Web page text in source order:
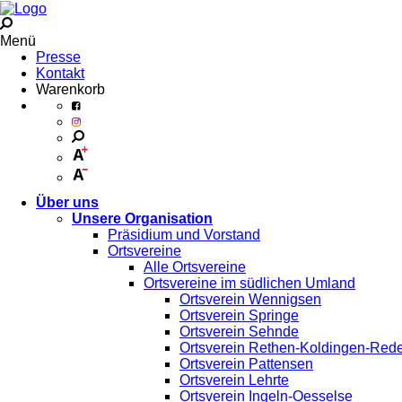
Menü
Presse
Kontakt
Warenkorb
Über uns
Unsere Organisation
Präsidium und Vorstand
Ortsvereine
Alle Ortsvereine
Ortsvereine im südlichen Umland
Ortsverein Wennigsen
Ortsverein Springe
Ortsverein Sehnde
Ortsverein Rethen-Koldingen-
Ortsverein Pattensen
Ortsverein Lehrte
Ortsverein Ingeln-Oesselse